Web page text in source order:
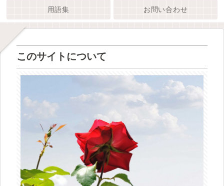
用語集 お問い合わせ
このサイトについて